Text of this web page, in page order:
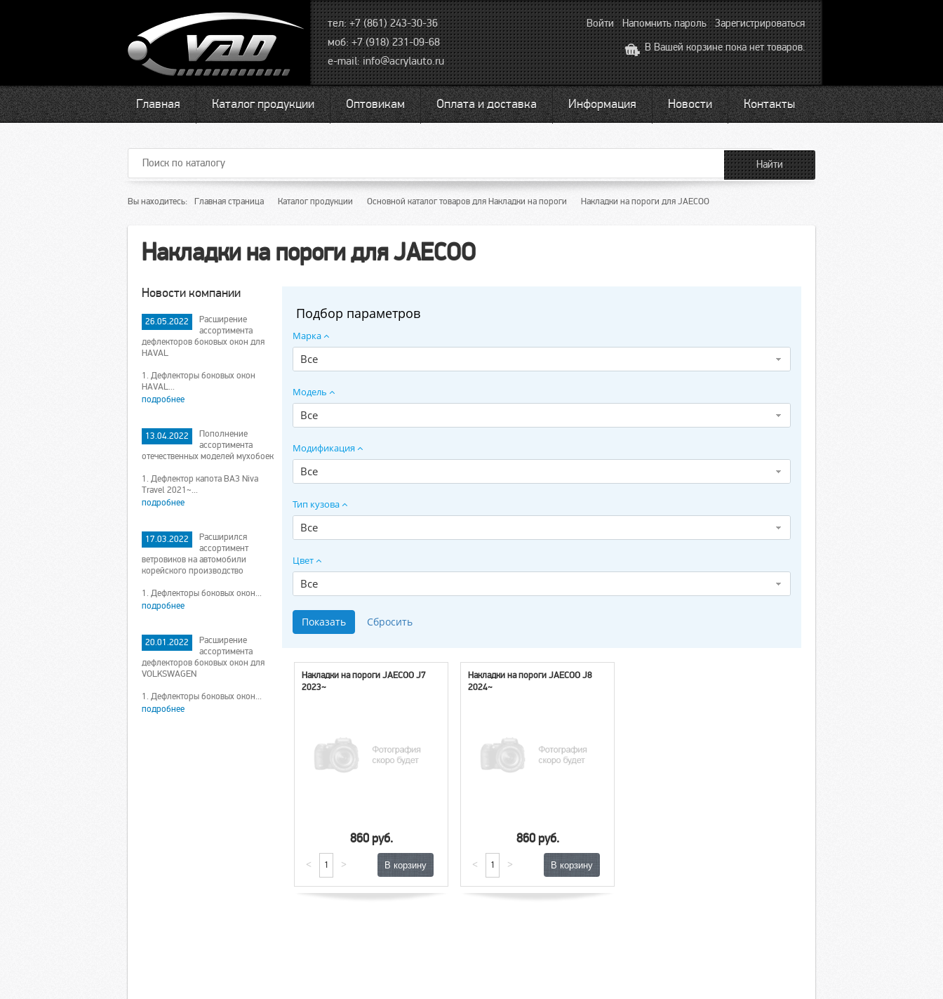
тел: +7 (861) 243-30-36
моб: +7 (918) 231-09-68
e-mail:info@acrylauto.ru
Войти Напомнить пароль
Зарегистрироваться
В Вашей корзине пока нет товаров.
Главная Каталог продукции Оптовикам Оплата и доставка Информация Новости Контакты
Вы находитесь: Главная страница Каталог продукции Основной каталог товаров для Накладки на пороги Накладки на пороги для JAECOO
Накладки на пороги для JAECOO
Новости компании
26.05.2022
Расширение
ассортимента
дефлекторов боковых окон для
HAVAL
1. Дефлекторы боковых окон
HAVAL...
подробнее
13.04.2022
Пополнение
ассортимента
отечественных моделей мухобоек
1. Дефлектор капота ВАЗ Niva
Travel 2021~...
подробнее
17.03.2022
Расширился
ассортимент
ветровиков на автомобили
корейского производство
1. Дефлекторы боковых окон...
подробнее
20.01.2022
Расширение
ассортимента
дефлекторов боковых окон для
VOLKSWAGEN
1. Дефлекторы боковых окон...
подробнее
Подбор параметров
Марка
Все
Модель
Все
Модификация
Все
Тип кузова
Все
Цвет
Все
Накладки на пороги JAECOO J7
2023~
860 руб.
< >
Накладки на пороги JAECOO J8
2024~
860 руб.
< >